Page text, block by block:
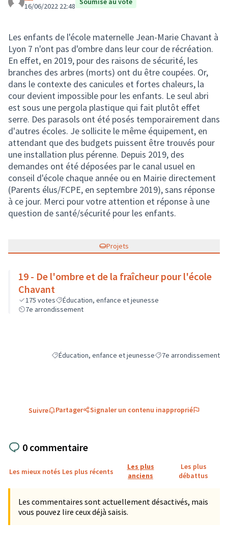
16/06/2022 22:48
Les enfants de l'école maternelle Jean-Marie Chavant à
Lyon 7 n'ont pas d'ombre dans leur cour de récréation.
En effet, en 2019, pour des raisons de sécurité, les
branches des arbres (morts) ont du être coupées. Or,
dans le contexte des canicules et fortes chaleurs, la
cour devient impossible pour les enfants. Le seul abri
est sous une pergola plastique qui fait plutôt effet
serre. Des parasols ont été posés temporairement dans
d'autres écoles. Je sollicite le même équipement, en
attendant que des budgets puissent être trouvés pour
une installation plus pérenne. Depuis 2019, des
demandes ont été déposées par le canal usuel en
conseil d'école chaque année ou en Mairie directement
(Parents élus/FCPE, en septembre 2019), sans réponse
à ce jour. Merci pour votre attention et réponse à une
question de santé/sécurité pour les enfants.
Projets
19 - De l'ombre et de la fraîcheur pour l'école
Chavant
175 votes
Éducation, enfance et jeunesse
7e arrondissement
Filtrer les résultats de la catégorie : Éducation, enfance
Éducation, enfance et jeunesseFiltrer les résultats
7e arrondissement
Suivre Partager Signaler un contenu inapproprié
0 commentaire
Les mieux notés Les plus récents
Les plus
anciens
Les plus
débattus
Les commentaires sont actuellement désactivés, mais
vous pouvez lire ceux déjà saisis.